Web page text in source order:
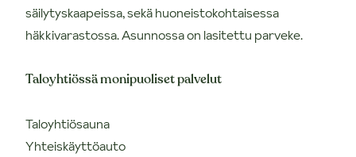
säilytyskaapeissa, sekä huoneistokohtaisessa
häkkivarastossa. Asunnossa on lasitettu parveke.
Taloyhtiössä monipuoliset palvelut
Taloyhtiösauna
Yhteiskäyttöauto